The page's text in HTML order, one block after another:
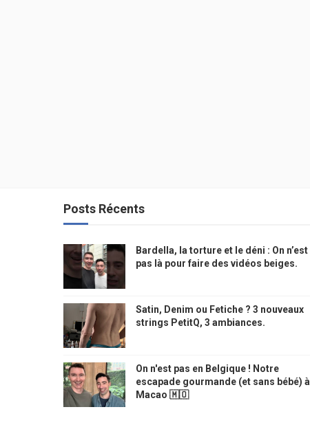
Posts Récents
Bardella, la torture et le déni : On n’est
pas là pour faire des vidéos beiges.
Satin, Denim ou Fetiche ? 3 nouveaux
strings PetitQ, 3 ambiances.
On n'est pas en Belgique ! Notre
escapade gourmande (et sans bébé) à
Macao 🇲🇴